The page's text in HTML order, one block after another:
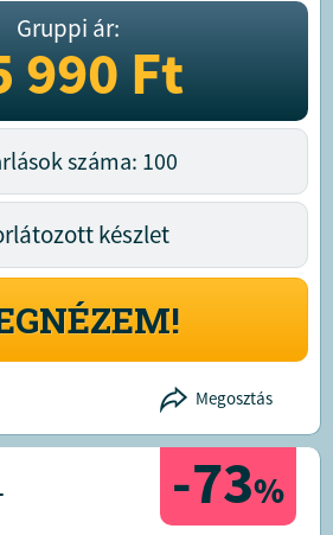
Gruppi ár:
990Ft
száma: 100
készlet
Megosztás
-73%